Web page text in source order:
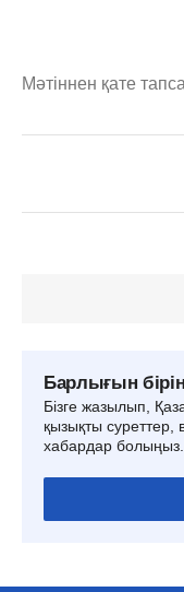
Мәтіннен қате
Барлығын
Бізге жазылып,
қызықты суреттер,
хабардар болыңыз.